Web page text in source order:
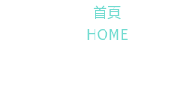
首頁
HOME